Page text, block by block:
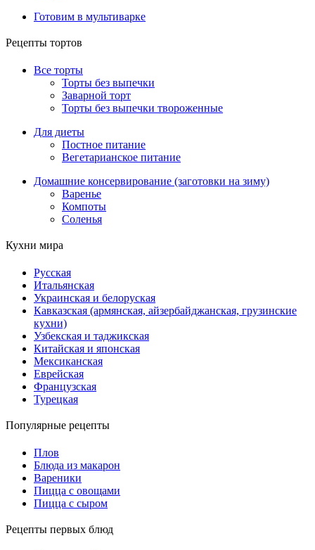
Готовим в мультиварке
Рецепты тортов
Все торты
Торты без выпечки
Заварной торт
Торты без выпечки твороженные
Для диеты
Постное питание
Вегетарианское питание
Домашние консервирование (заготовки на зиму)
Варенье
Компоты
Соленья
Кухни мира
Русская
Итальянская
Украинская и белоруская
Кавказская (армянская, айзербайджанская, грузинские
кухни)
Узбекская и таджикская
Китайская и японская
Мексиканская
Еврейская
Французская
Турецкая
Популярные рецепты
Плов
Блюда из макарон
Вареники
Пицца с овощами
Пицца с сыром
Рецепты первых блюд